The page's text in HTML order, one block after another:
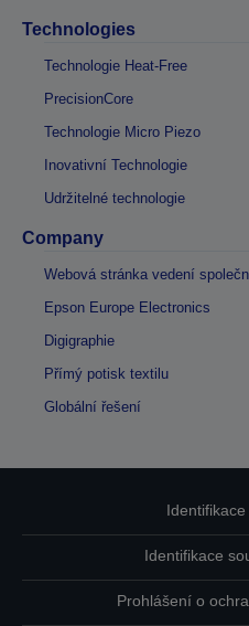
Technologies
Technologie Heat-Free
PrecisionCore
Technologie Micro Piezo
Inovativní Technologie
Udržitelné technologie
Company
Webová stránka vedení
Epson Europe Electronics
Digigraphie
Přímý potisk textilu
Globální řešení
Identifikace
Prohlášení o